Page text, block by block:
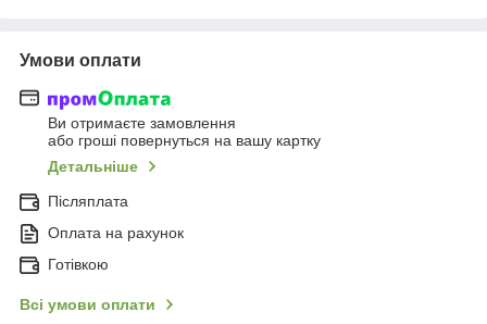
Умови оплати
Ви отримаєте замовлення
або гроші повернуться на вашу картку
Детальніше
Післяплата
Оплата на рахунок
Готівкою
Всі умови оплати